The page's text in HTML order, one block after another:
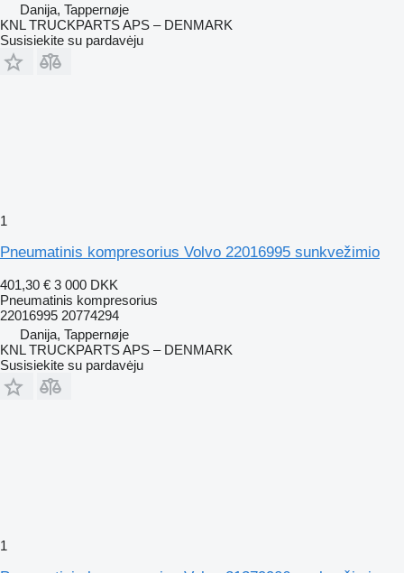
Danija, Tappernøje
KNL TRUCKPARTS APS – DENMARK
Susisiekite su pardavėju
1
Pneumatinis kompresorius Volvo 22016995 sunkvežimio
401,30 € 3 000 DKK
Pneumatinis kompresorius
22016995 20774294
Danija, Tappernøje
KNL TRUCKPARTS APS – DENMARK
Susisiekite su pardavėju
1